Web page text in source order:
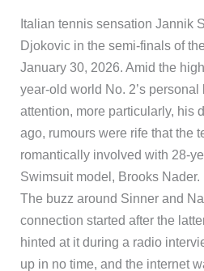
Italian tennis sensation Jannik
Djokovic in the semi-finals of
January 30, 2026. Amid the
year-old world No. 2’s personal
attention, more particularly, his
ago, rumours were rife that the
romantically involved with 28-
Swimsuit model, Brooks Nader.
The buzz around Sinner and
connection started after the
hinted at it during a radio
up in no time, and the internet